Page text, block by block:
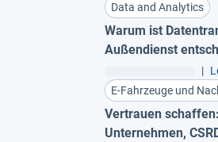
Data and Analytics
Warum ist
Außendienst
|
E-Fahrzeuge und
Vertrauen
Unternehmen,